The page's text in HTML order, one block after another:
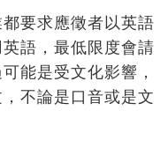
要求應徵者以英語
語，最低限度會請
能是受文化影響，
不論是口音或是文